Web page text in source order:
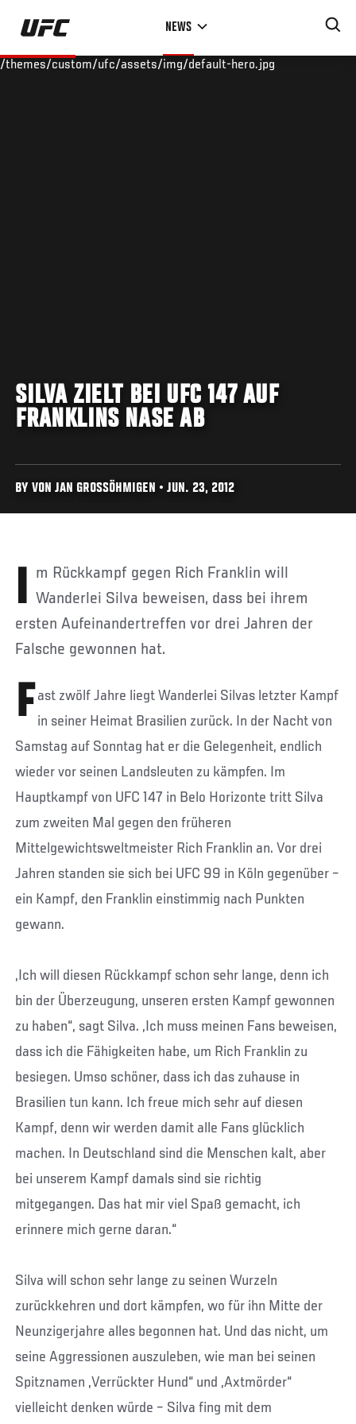
Skip
main
NEWS
/themes/custom/ufc/assets/img/default-hero.jpg
SILVA ZIELT BEI UFC 147 AUF
FRANKLINS NASE AB
BY VON JAN GROSSÖHMIGEN • JUN. 23, 2012
Im Rückkampf gegen Rich Franklin will Wanderlei Silva beweisen, dass bei ihrem
ersten Aufeinandertreffen vor drei Jahren der
Falsche gewonnen hat.
F ast zwölf Jahre liegt Wanderlei Silvas letzter Kampf
in seiner Heimat Brasilien zurück. In der Nacht von
Samstag auf Sonntag hat er die Gelegenheit, endlich
wieder vor seinen Landsleuten zu kämpfen. Im
Hauptkampf von UFC 147 in Belo Horizonte tritt Silva
zum zweiten Mal gegen den früheren
Mittelgewichtsweltmeister Rich Franklin an. Vor drei
Jahren standen sie sich bei UFC 99 in Köln gegenüber –
ein Kampf, den Franklin einstimmig nach Punkten
gewann.
„Ich will diesen Rückkampf schon sehr lange, denn ich
bin der Überzeugung, unseren ersten Kampf gewonnen
zu haben“, sagt Silva. „Ich muss meinen Fans beweisen,
dass ich die Fähigkeiten habe, um Rich Franklin zu
besiegen. Umso schöner, dass ich das zuhause in
Brasilien tun kann. Ich freue mich sehr auf diesen
Kampf, denn wir werden damit alle Fans glücklich
machen. In Deutschland sind die Menschen kalt, aber
bei unserem Kampf damals sind sie richtig
mitgegangen. Das hat mir viel Spaß gemacht, ich
erinnere mich gerne daran.“
Silva will schon sehr lange zu seinen Wurzeln
zurückkehren und dort kämpfen, wo für ihn Mitte der
Neunzigerjahre alles begonnen hat. Und das nicht, um
seine Aggressionen auszuleben, wie man bei seinen
Spitznamen „Verrückter Hund“ und „Axtmörder“
vielleicht denken würde – Silva fing mit dem